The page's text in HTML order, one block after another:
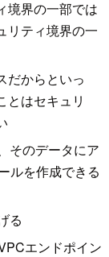
境界の一部では
リティ境界の一
だからといっ
とはセキュリ
そのデータにア
ルを作成できる
る
エンドポイン